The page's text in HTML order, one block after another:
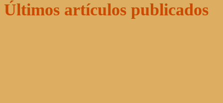
Últimos artículos publicados